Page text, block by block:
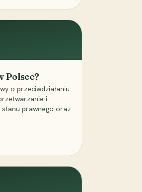
Polsce?
o przeciwdziałaniu
i
stanu prawnego oraz